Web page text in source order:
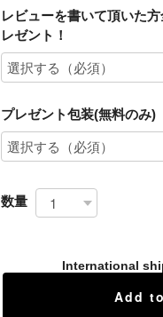
レビューを書いて頂いた
レゼント！
プレゼント包装(無料のみ)
数量
International
Add